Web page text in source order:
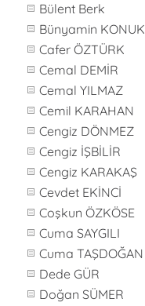
Bülent Berk
Bünyamin KONUK
Cafer ÖZTÜRK
Cemal DEMİR
Cemal YILMAZ
Cemil KARAHAN
Cengiz DÖNMEZ
Cengiz İŞBİLİR
Cengiz KARAKAŞ
Cevdet EKİNCİ
Coşkun ÖZKÖSE
Cuma SAYGILI
Cuma TAŞDOĞAN
Dede GÜR
Doğan SÜMER